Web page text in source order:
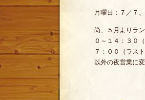
月曜日：７／７
尚、５月よりラ
０～１４：３０
７：００（ラス
以外の夜営業に